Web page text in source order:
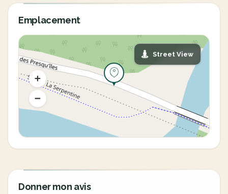
Emplacement
Street View
Donner mon avis